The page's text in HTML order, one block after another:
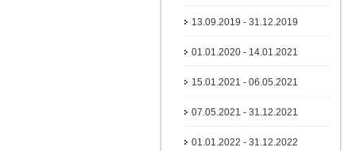
13.09.2019 - 31.12.2019
01.01.2020 - 14.01.2021
15.01.2021 - 06.05.2021
07.05.2021 - 31.12.2021
01.01.2022 - 31.12.2022